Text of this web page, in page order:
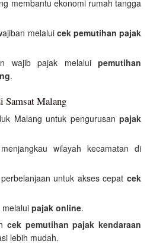
membantu ekonomi rumah tangga
melalui cek pemutihan pajak
wajib pajak melalui pemutihan
.
Samsat Malang
Malang untuk pengurusan pajak
wilayah kecamatan di
untuk akses cepat cek
pajak online.
cek pemutihan pajak kendaraan
lebih mudah.